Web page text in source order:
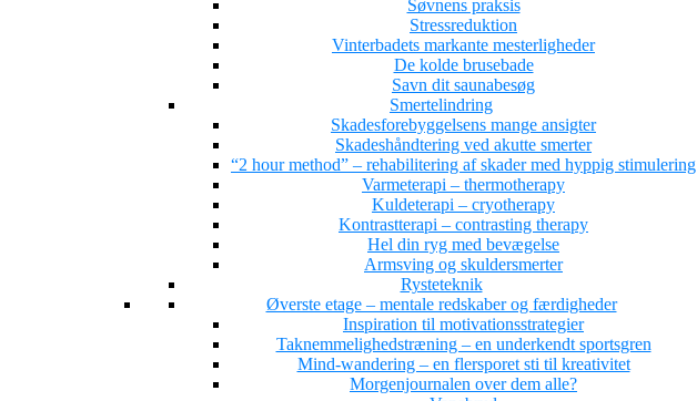
Søvnens praksis
Stressreduktion
Vinterbadets markante mesterligheder
De kolde brusebade
Savn dit saunabesøg
Smertelindring
Skadesforebyggelsens mange ansigter
Skadeshåndtering ved akutte smerter
“2 hour method” – rehabilitering af skader med hyppig stimulering
Varmeterapi – thermotherapy
Kuldeterapi – cryotherapy
Kontrastterapi – contrasting therapy
Hel din ryg med bevægelse
Armsving og skuldersmerter
Rysteteknik
Øverste etage – mentale redskaber og færdigheder
Inspiration til motivationsstrategier
Taknemmelighedstræning – en underkendt sportsgren
Mind-wandering – en flersporet sti til kreativitet
Morgenjournalen over dem alle?